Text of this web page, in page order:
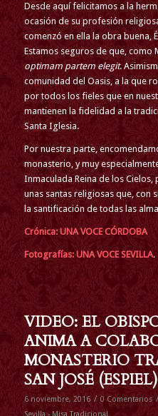
Desde aquí felicitamos a la
ocasión de su profesión
comenzó en ella la obra buena,
Estamos seguros de que, como
optimam partem elegit.
comunidad del Oasis, a la que
por todos los fieles que en
mantienen la fidelidad a la
Santa Iglesia.
Por nuestra parte,
monasterio, y muy
Inmaculada Reina de los
unas santas religiosas que, con
la santificación de todas las
Crónica: UNA VOCE CÓRDOBA
Fotografías: UNA VOCE SEVILLA.
VIDEO: EL
ANIMA A
MONASTERIO
SAN JOSÉ (ESPIEL)
6 noviembre, 2016 / 0 Comentarios /